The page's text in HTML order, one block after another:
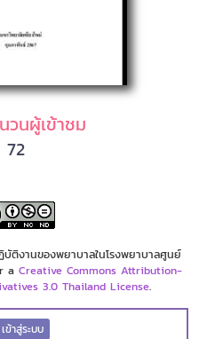
วนผู้เข้าชม
72
บัติงานของพยาบาลในโรงพยาบาลศูนย์
a Creative Commons Attribution-
3.0 Thailand License.
เข้าสู่ระบบ